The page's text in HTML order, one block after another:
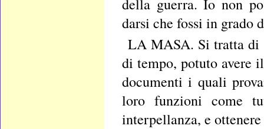
della guerra. Io non
darsi che fossi in grado
LA MASA. Si tratta di
di tempo, potuto avere
documenti i quali
loro funzioni come
interpellanza, e